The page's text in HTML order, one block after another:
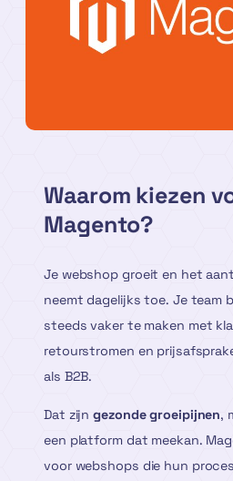
Waarom kiezen
Magento?
Je webshop groeit en het
neemt dagelijks toe. Je team
steeds vaker te maken met
retourstromen en
als B2B.
Dat zijngezonde groeipijnen,
een platform dat meekan.
voor webshops die hun